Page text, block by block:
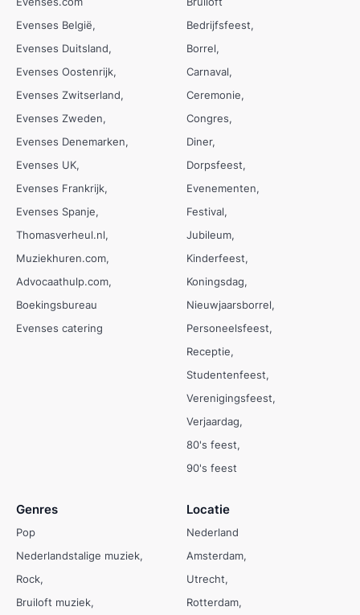
Evenses België
Evenses Duitsland
Evenses Oostenrijk
Evenses Zwitserland
Evenses Zweden
Evenses Denemarken
Evenses UK
Evenses Frankrijk
Evenses Spanje
Thomasverheul.nl
Muziekhuren.com
Advocaathulp.com
Boekingsbureau
Evenses catering
Bedrijfsfeest
Borrel
Carnaval
Ceremonie
Congres
Diner
Dorpsfeest
Evenementen
Festival
Jubileum
Kinderfeest
Koningsdag
Nieuwjaarsborrel
Personeelsfeest
Receptie
Studentenfeest
Verenigingsfeest
Verjaardag
80's feest
90's feest
Genres
Pop
Nederlandstalige muziek
Rock
Bruiloft muziek
Locatie
Nederland
Amsterdam
Utrecht
Rotterdam